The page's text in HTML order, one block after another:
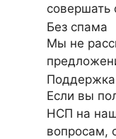
совершать
Без спама
Мы не
Если вы
НСП на
вопросам,